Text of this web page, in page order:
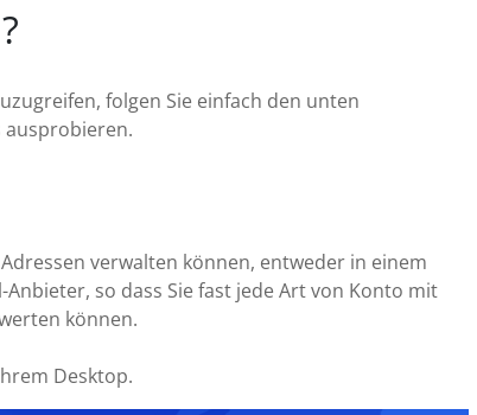
folgen Sie einfach den unten
ausprobieren.
verwalten können, entweder in einem
so dass Sie fast jede Art von Konto mit
können.
Desktop.